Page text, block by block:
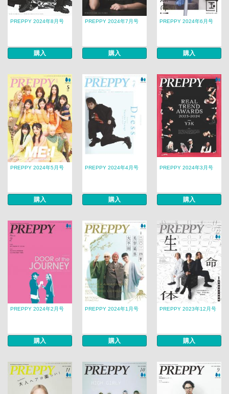
PREPPY 2024年8月号
購入
PREPPY 2024年7月号
購入
PREPPY 2024年6月号
購入
PREPPY 2024年5月号
購入
PREPPY 2024年4月号
購入
PREPPY 2024年3月号
購入
PREPPY 2024年2月号
購入
PREPPY 2024年1月号
購入
PREPPY 2023年12月号
購入